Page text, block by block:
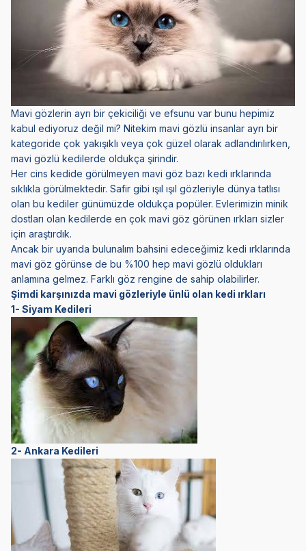
Mavi gözlerin ayrı bir çekiciliği ve efsunu var bunu hepimiz
kabul ediyoruz değil mi? Nitekim mavi gözlü insanlar ayrı bir
kategoride çok yakışıklı veya çok güzel olarak adlandırılırken,
mavi gözlü kedilerde oldukça şirindir.
Her cins kedide görülmeyen mavi göz bazı kedi ırklarında
sıklıkla görülmektedir. Safir gibi ışıl ışıl gözleriyle dünya tatlısı
olan bu kediler günümüzde oldukça popüler. Evlerimizin minik
dostları olan kedilerde en çok mavi göz görünen ırkları sizler
için araştırdık.
Ancak bir uyarıda bulunalım bahsini edeceğimiz kedi ırklarında
mavi göz görünse de bu %100 hep mavi gözlü oldukları
anlamına gelmez. Farklı göz rengine de sahip olabilirler.
Şimdi karşınızda mavi gözleriyle ünlü olan kedi ırkları
1- Siyam Kedileri
2- Ankara Kedileri